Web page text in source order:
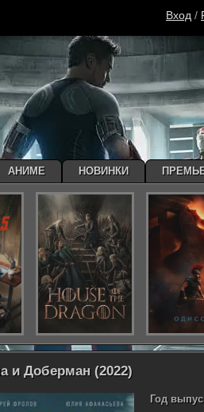
Вход /
и Доберман (2022)
Год
АНИМЕ НОВИНКИ